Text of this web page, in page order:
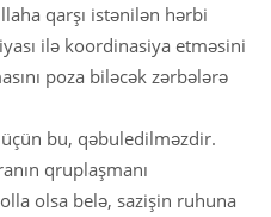
qarşı istənilən hərbi
ilə koordinasiya etməsini
poza biləcək zərbələrə
üçün bu, qəbuledilməzdir.
qruplaşmanı
olsa belə, sazişin ruhuna